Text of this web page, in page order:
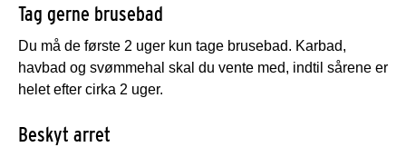
Tag gerne brusebad
Du må de første 2 uger kun tage brusebad. Karbad,
havbad og svømmehal skal du vente med, indtil sårene er
helet efter cirka 2 uger.
Beskyt arret